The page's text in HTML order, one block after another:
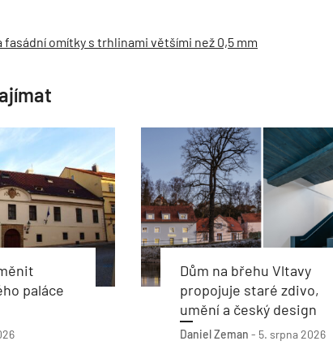
fasádní omítky s trhlinami většími než 0,5 mm
paláce
Dům na břehu Vltavy
propojuje staré zdivo,
umění a český design
Daniel Zeman - 5. srpna 2026